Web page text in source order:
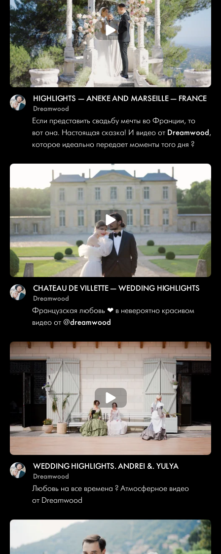
HIGHLIGHTS — ANEKE AND MARSEILLE — FRANCE
Dreamwood
Если представить свадьбу мечты во Франции, то
вот она. Настоящая сказка! И видео от Dreamwood,
которое идеально передает моменты того дня ?
CHATEAU DE VILLETTE — WEDDING HIGHLIGHTS
Dreamwood
Французская любовь ❤ в невероятно красивом
видео от @dreamwood
WEDDING HIGHLIGHTS. ANDREI &. YULYA
Dreamwood
Любовь на все времена ? Атмосферное видео
от Dreamwood